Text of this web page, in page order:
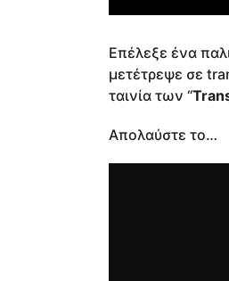
Επέλεξε ένα
μετέτρεψε σε
ταινία των “
Απολαύστε το…